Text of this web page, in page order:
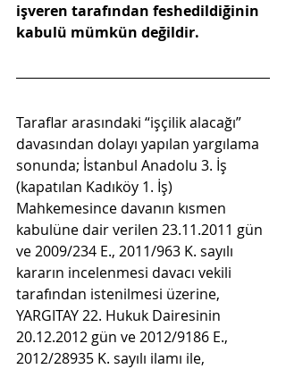
işveren tarafından feshedildiğinin
kabulü mümkün değildir.
Taraflar arasındaki “işçilik alacağı”
davasından dolayı yapılan yargılama
sonunda; İstanbul Anadolu 3. İş
(kapatılan Kadıköy 1. İş)
Mahkemesince davanın kısmen
kabulüne dair verilen 23.11.2011 gün
ve 2009/234 E., 2011/963 K. sayılı
kararın incelenmesi davacı vekili
tarafından istenilmesi üzerine,
YARGITAY 22. Hukuk Dairesinin
20.12.2012 gün ve 2012/9186 E.,
2012/28935 K. sayılı ilamı ile,